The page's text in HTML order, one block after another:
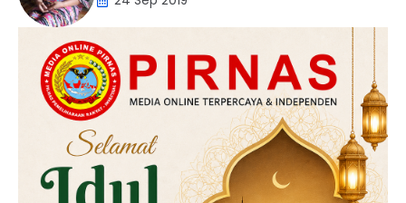
Daerah
Hukum
Kriminal
Labusel